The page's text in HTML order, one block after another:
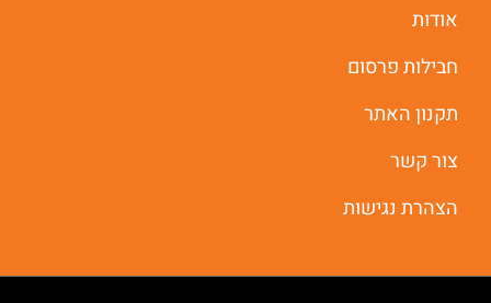
אודות
חבילות פרסום
תקנון האתר
צור קשר
הצהרת נגישות